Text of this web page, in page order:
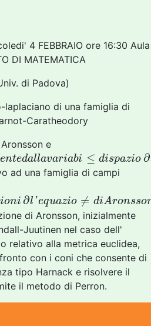
4 FEBBRAIO ore 16:30 Aula
DI MATEMATICA
di Padova)
di una famiglia di
Caratheodory
e
entedallavariabi ≤ dispazio ∂
ntedallavariab ≤d ispazio∂l′
ad una famiglia di campi
ioni ∂l 'equazio ≠ diAronsso
ni∂l equazio≠d A ro nsso n es
di Aronsson, inizialmente
Juutinen nel caso dell'
relativo alla metrica euclidea,
con i coni che consente di
tipo Harnack e risolvere il
il metodo di Perron.